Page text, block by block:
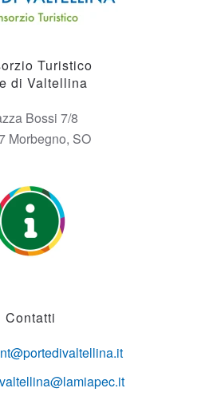
Turistico
di Valtellina
Bossi 7/8
Morbegno, SO
Contatti